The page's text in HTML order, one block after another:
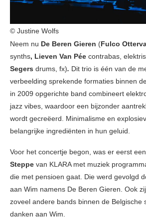
© Justine Wolfs
Neem nu De Beren Gieren (Fulco
synths, Lieven Van Pée contrabas,
Segers drums, fx). Dit trio is één van de
verbeelding sprekende formaties binnen
in 2009 opgerichte band combineert
jazz vibes, waardoor een bijzonder
wordt gecreëerd. Minimalisme en
belangrijke ingrediënten in hun geluid.
Voor het concertje begon, was er eerst
Steppe van KLARA met muziek
die met pensioen gaat. Die werd gevolgd
aan Wim namens De Beren Gieren. Ook
zoveel andere bands binnen de Belgische
danken aan Wim.